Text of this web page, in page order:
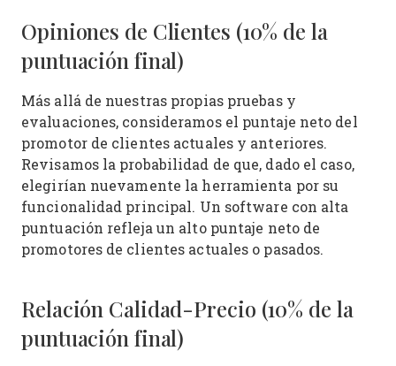
Opiniones de Clientes (10% de la
puntuación final)
Más allá de nuestras propias pruebas y
evaluaciones, consideramos el puntaje neto del
promotor de clientes actuales y anteriores.
Revisamos la probabilidad de que, dado el caso,
elegirían nuevamente la herramienta por su
funcionalidad principal. Un software con alta
puntuación refleja un alto puntaje neto de
promotores de clientes actuales o pasados.
Relación Calidad-Precio (10% de la
puntuación final)